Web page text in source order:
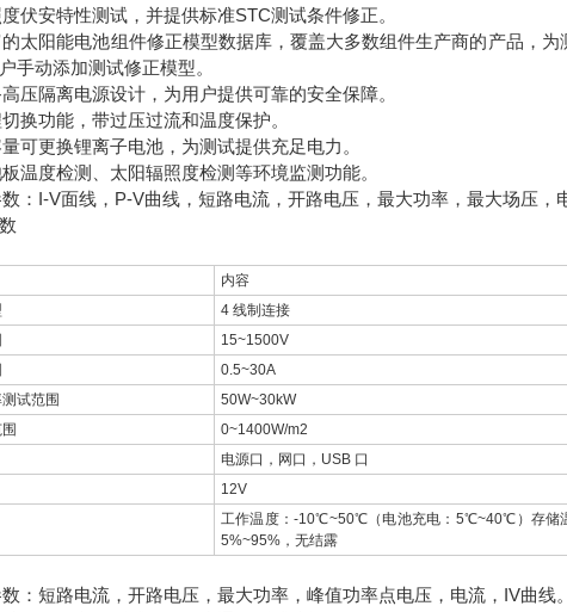
伏安特性测试，并提供标准STC测试条件修正。
太阳能电池组件修正模型数据库，覆盖大多数组件生产商的产品，
手动添加测试修正模型。
压隔离电源设计，为用户提供可靠的安全保障。
换功能，带过压过流和温度保护。
可更换锂离子电池，为测试提供充足电力。
温度检测、太阳辐照度检测等环境监测功能。
：I-V面线，P-V曲线，短路电流，开路电压，最大功率，最大场压，
内容
4 线制连接
15~1500V
0.5~30A
试范围
50W~30kW
0~1400W/m2
电源口，网口，USB 口
12V
工作温度：-10℃~50℃（电池充电：5℃~40℃）存储
5%~95%，无结露
：短路电流，开路电压，最大功率，峰值功率点电压，电流，IV曲线。